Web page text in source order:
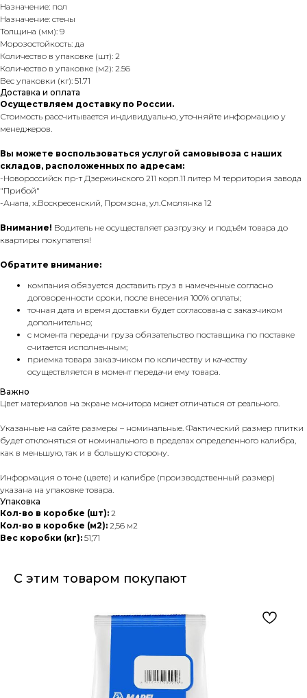
Назначение: пол
Назначение: стены
Толщина (мм): 9
Морозостойкость: да
Количество в упаковке (шт): 2
Количество в упаковке (м2): 2.56
Вес упаковки (кг): 51.71
Доставка и оплата
Осуществляем доставку по России.
Стоимость рассчитывается индивидуально, уточняйте информацию у
менеджеров.
Вы можете воспользоваться услугой самовывоза с наших
складов, расположенных по адресам:
-Новороссийск пр-т Дзержинского 211 корп.11 литер М территория завода
"Прибой"
-Анапа, х.Воскресенский, Промзона, ул.Смолянка 12
Внимание! Водитель не осуществляет разгрузку и подъём товара до
квартиры покупателя!
Обратите внимание:
компания обязуется доставить груз в намеченные согласно
договоренности сроки, после внесения 100% оплаты;
точная дата и время доставки будет согласована с заказчиком
дополнительно;
с момента передачи груза обязательство поставщика по поставке
считается исполненным;
приемка товара заказчиком по количеству и качеству
осуществляется в момент передачи ему товара.
Важно
Цвет материалов на экране монитора может отличаться от реального.
Указанные на сайте размеры – номинальные. Фактический размер плитки
будет отклоняться от номинального в пределах определенного калибра,
как в меньшую, так и в большую сторону.
Информация о тоне (цвете) и калибре (производственный размер)
указана на упаковке товара.
Упаковка
Кол-во в коробке (шт): 2
Кол-во в коробке (м2): 2,56 м2
Вес коробки (кг): 51,71
С этим товаром покупают